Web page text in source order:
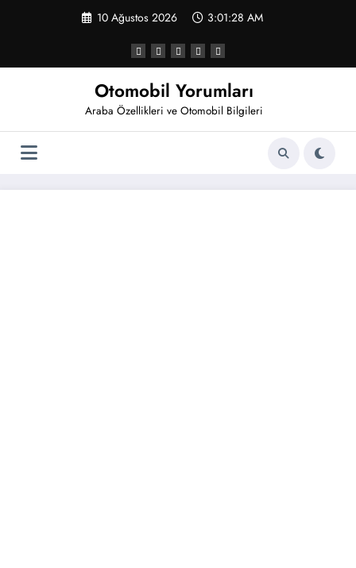
10 Ağustos 2026 3:01:28 AM
Otomobil Yorumları
Araba Özellikleri ve Otomobil Bilgileri